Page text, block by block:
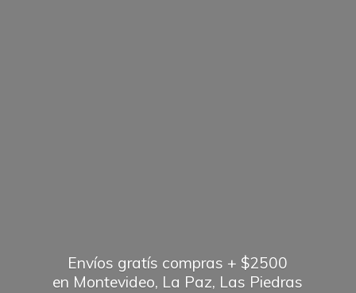
Envíos gratís compras + $2500
en Montevideo, La Paz, Las Piedras